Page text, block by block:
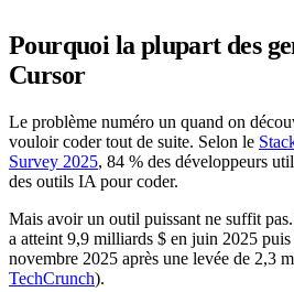
Pourquoi la plupart des
Cursor
Le problème numéro un quand on
vouloir coder tout de suite. Selon le
Survey 2025, 84 % des développeurs
des outils IA pour coder.
Mais avoir un outil puissant ne suffit
a atteint 9,9 milliards $ en juin 2025
novembre 2025 après une levée de 2,3
TechCrunch).